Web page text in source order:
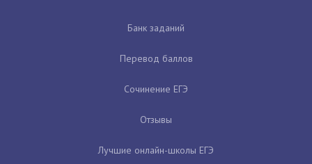
Банк заданий
Перевод баллов
Сочинение ЕГЭ
Отзывы
Лучшие онлайн-школы ЕГЭ